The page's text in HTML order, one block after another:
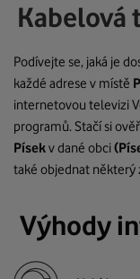
Kabelová
Podívejte se, jaká je
každé adrese v místě
internetovou televizi
programů. Stačí si
Písekv dané obci
také objednat některý
Výhody